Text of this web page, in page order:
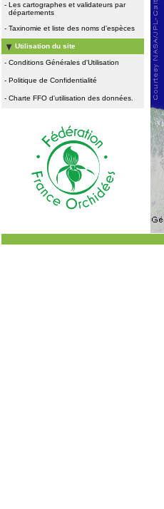
- Les cartographes et validateurs par
départements
- Taxinomie et liste des noms d'espèces
Utilisation du site
- Conditions Générales d'Utilisation
- Politique de Confidentialité
- Charte FFO d'utilisation des données.